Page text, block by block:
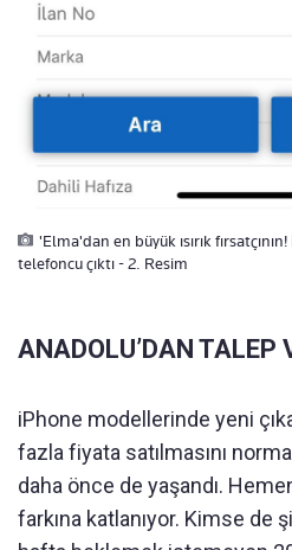
'Elma'dan en büyük ısırık
telefoncu çıktı - 2. Resim
ANADOLU’DAN TALEP
iPhone modellerinde yeni
fazla fiyata satılmasını
daha önce de yaşandı.
farkına katlanıyor. Kimse de